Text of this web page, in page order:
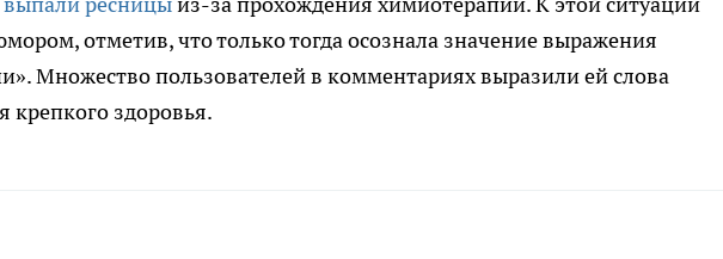
отметив, что только тогда осознала значение выражения
Множество пользователей в комментариях выразили ей слова
здоровья.